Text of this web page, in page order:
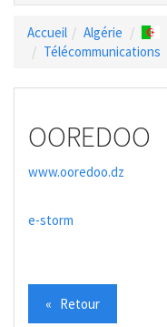
Accueil Algérie
Télécommunications
OOREDOO
www.ooredoo.dz
e-storm
« Retour